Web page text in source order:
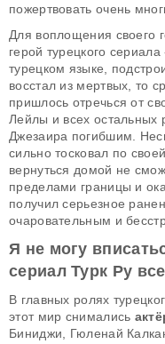
пожертвовать очень
Для воплощения своего
герой турецкого
турецком языке,
восстал из мертвых, то
пришлось отречься от
Лейлы и всех остальных
Джезаира погибшим.
сильно тосковал по
вернуться домой не
пределами границы и
получил серьезное
очаровательным и
Я не могу
сериал Турк Ру
В главных ролях
этот мир снимались
Биниджи, Гюленай